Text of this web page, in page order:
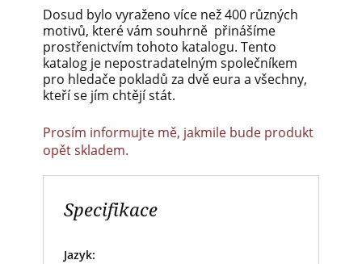
Dosud bylo vyraženo více než 400 různých
motivů, které vám souhrně přinášíme
prostřenictvím tohoto katalogu. Tento
katalog je nepostradatelným společníkem
pro hledače pokladů za dvě eura a všechny,
kteří se jím chtějí stát.
Prosím informujte mě, jakmile bude produkt
opět skladem.
Specifikace
Jazyk: